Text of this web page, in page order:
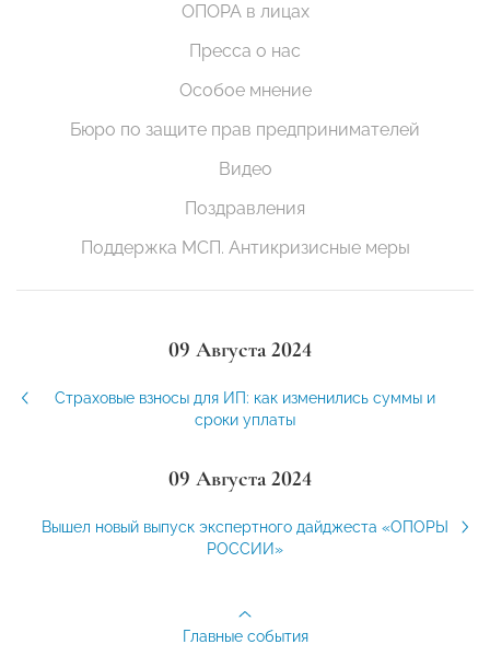
ОПОРА в лицах
Пресса о нас
Особое мнение
Бюро по защите прав предпринимателей
Видео
Поздравления
Поддержка МСП. Антикризисные меры
09 Августа 2024
Страховые взносы для ИП: как изменились суммы и
сроки уплаты
09 Августа 2024
Вышел новый выпуск экспертного дайджеста «ОПОРЫ
РОССИИ»
Главные события